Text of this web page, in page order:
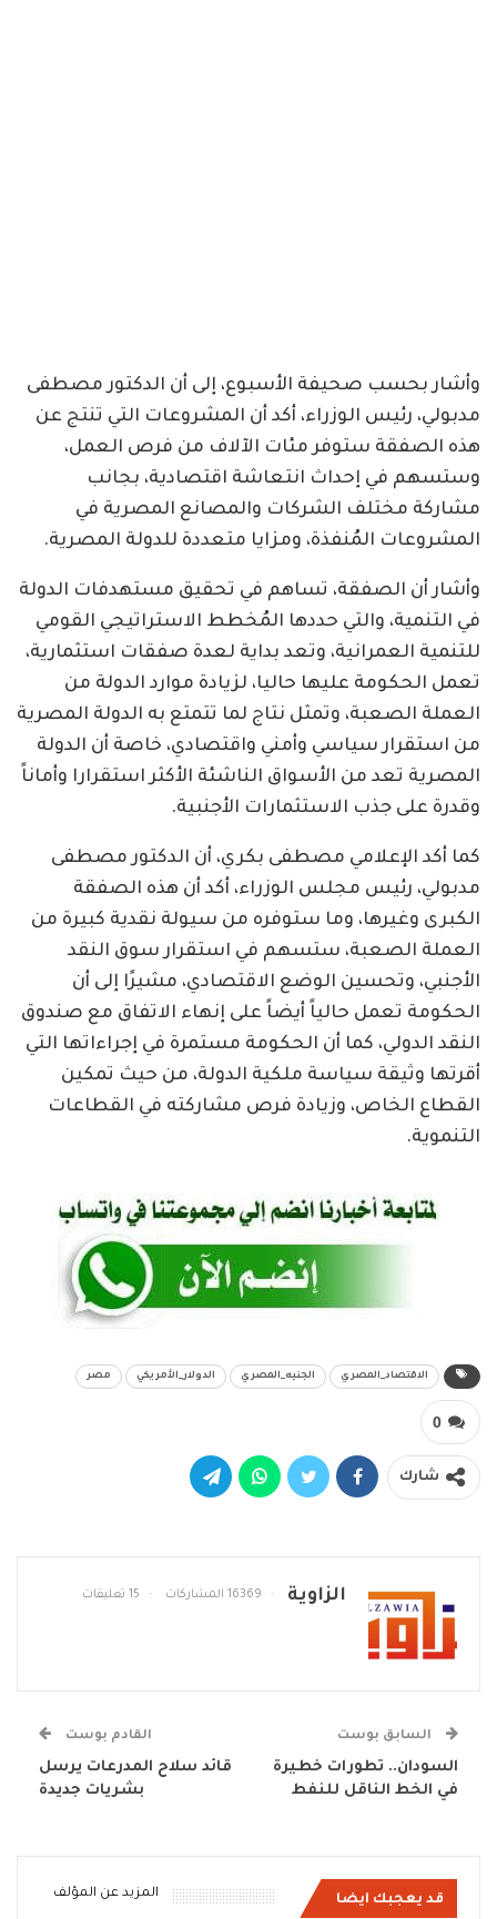
وأشار بحسب صحيفة الأسبوع، إلى أن الدكتور مصطفى
مدبولي، رئيس الوزراء، أكد أن المشروعات التي تنتج عن
هذه الصفقة ستوفر مئات الآلاف من فرص العمل،
وستسهم في إحداث انتعاشة اقتصادية، بجانب
مشاركة مختلف الشركات والمصانع المصرية في
المشروعات المُنفذة، ومزايا متعددة للدولة المصرية.
وأشار أن الصفقة، تساهم في تحقيق مستهدفات الدولة
في التنمية، والتي حددها المُخطط الاستراتيجي القومي
للتنمية العمرانية، وتعد بداية لعدة صفقات استثمارية،
تعمل الحكومة عليها حاليا، لزيادة موارد الدولة من
العملة الصعبة، وتمثل نتاج لما تتمتع به الدولة المصرية
من استقرار سياسي وأمني واقتصادي، خاصة أن الدولة
المصرية تعد من الأسواق الناشئة الأكثر استقرارا وأماناً
وقدرة على جذب الاستثمارات الأجنبية.
كما أكد الإعلامي مصطفى بكري، أن الدكتور مصطفى
مدبولي، رئيس مجلس الوزراء، أكد أن هذه الصفقة
الكبرى وغيرها، وما ستوفره من سيولة نقدية كبيرة من
العملة الصعبة، ستسهم في استقرار سوق النقد
الأجنبي، وتحسين الوضع الاقتصادي، مشيرًا إلى أن
الحكومة تعمل حالياً أيضاً على إنهاء الاتفاق مع صندوق
النقد الدولي، كما أن الحكومة مستمرة في إجراءاتها التي
أقرتها وثيقة سياسة ملكية الدولة، من حيث تمكين
القطاع الخاص، وزيادة فرص مشاركته في القطاعات
التنموية.
الاقتصاد_المصري الجنيه_المصري الدولار_الأمريكي مصر
0
شارك
الزاوية 16369 المشاركات 15 تعليقات
السابق بوست
السودان.. تطورات خطيرة
في الخط الناقل للنفط
القادم بوست
قائد سلاح المدرعات يرسل
بشريات جديدة
قد يعجبك ايضا المزيد عن المؤلف